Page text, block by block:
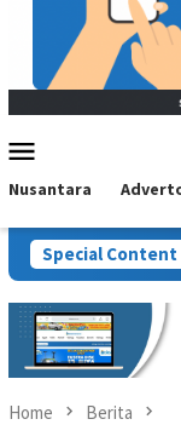
Menu
Nusantara
Special Content
Kembali
Home Berita